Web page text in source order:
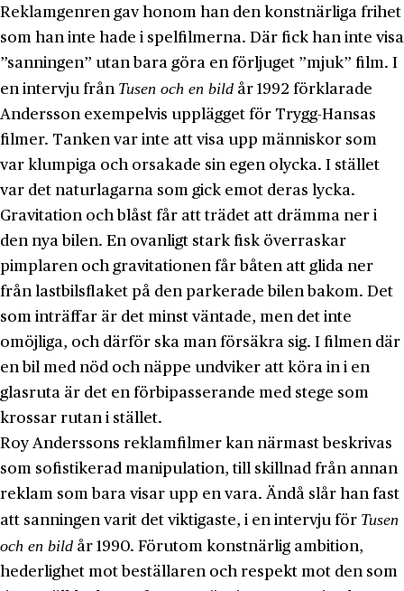
Reklamgenren gav honom han den konstnärliga frihet
som han inte hade i spelfilmerna. Där fick han inte visa
”sanningen” utan bara göra en förljuget ”mjuk” film. I
en intervju från Tusen och en bild år 1992 förklarade
Andersson exempelvis upplägget för Trygg-Hansas
filmer. Tanken var inte att visa upp människor som
var klumpiga och orsakade sin egen olycka. I stället
var det naturlagarna som gick emot deras lycka.
Gravitation och blåst får att trädet att drämma ner i
den nya bilen. En ovanligt stark fisk överraskar
pimplaren och gravitationen får båten att glida ner
från lastbilsflaket på den parkerade bilen bakom. Det
som inträffar är det minst väntade, men det inte
omöjliga, och därför ska man försäkra sig. I filmen där
en bil med nöd och näppe undviker att köra in i en
glasruta är det en förbipasserande med stege som
krossar rutan i stället.
Roy Anderssons reklamfilmer kan närmast beskrivas
som sofistikerad manipulation, till skillnad från annan
reklam som bara visar upp en vara. Ändå slår han fast
att sanningen varit det viktigaste, i en intervju för Tusen
och en bild år 1990. Förutom konstnärlig ambition,
hederlighet mot beställaren och respekt mot den som